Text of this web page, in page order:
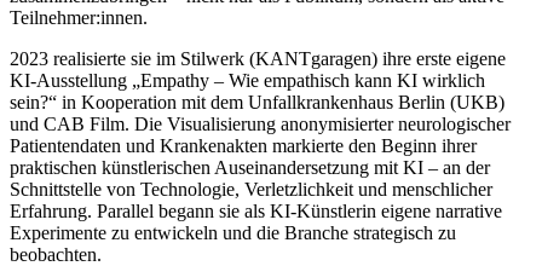
Teilnehmer:innen.
2023 realisierte sie im Stilwerk (KANTgaragen) ihre erste eigene
KI-Ausstellung „Empathy – Wie empathisch kann KI wirklich
sein?“ in Kooperation mit dem Unfallkrankenhaus Berlin (UKB)
und CAB Film. Die Visualisierung anonymisierter neurologischer
Patientendaten und Krankenakten markierte den Beginn ihrer
praktischen künstlerischen Auseinandersetzung mit KI – an der
Schnittstelle von Technologie, Verletzlichkeit und menschlicher
Erfahrung. Parallel begann sie als KI-Künstlerin eigene narrative
Experimente zu entwickeln und die Branche strategisch zu
beobachten.